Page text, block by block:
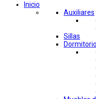
Inicio
Auxiliares
Sillas
Dormitorio